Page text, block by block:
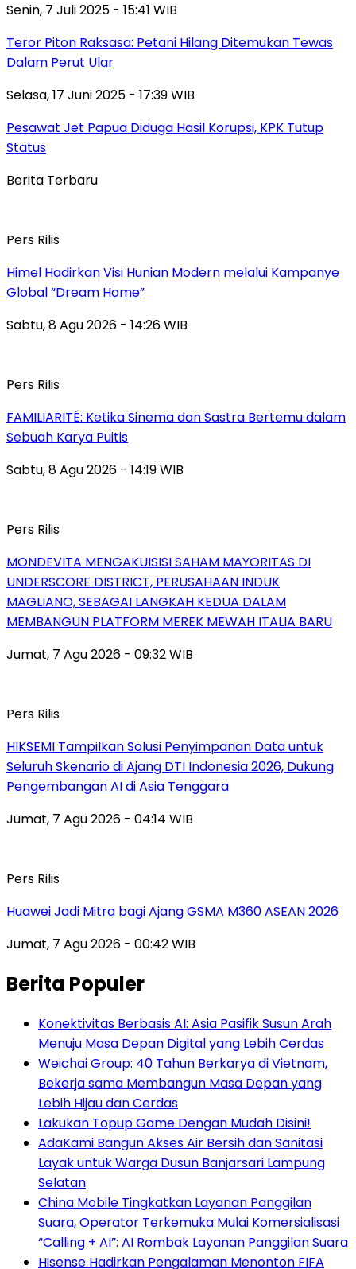
Senin, 7 Juli 2025 - 15:41 WIB
Teror Piton Raksasa: Petani Hilang Ditemukan Tewas
Dalam Perut Ular
Selasa, 17 Juni 2025 - 17:39 WIB
Pesawat Jet Papua Diduga Hasil Korupsi, KPK Tutup
Status
Berita Terbaru
Pers Rilis
Himel Hadirkan Visi Hunian Modern melalui Kampanye
Global “Dream Home”
Sabtu, 8 Agu 2026 - 14:26 WIB
Pers Rilis
FAMILIARITÉ: Ketika Sinema dan Sastra Bertemu dalam
Sebuah Karya Puitis
Sabtu, 8 Agu 2026 - 14:19 WIB
Pers Rilis
MONDEVITA MENGAKUISISI SAHAM MAYORITAS DI
UNDERSCORE DISTRICT, PERUSAHAAN INDUK
MAGLIANO, SEBAGAI LANGKAH KEDUA DALAM
MEMBANGUN PLATFORM MEREK MEWAH ITALIA BARU
Jumat, 7 Agu 2026 - 09:32 WIB
Pers Rilis
HIKSEMI Tampilkan Solusi Penyimpanan Data untuk
Seluruh Skenario di Ajang DTI Indonesia 2026, Dukung
Pengembangan AI di Asia Tenggara
Jumat, 7 Agu 2026 - 04:14 WIB
Pers Rilis
Huawei Jadi Mitra bagi Ajang GSMA M360 ASEAN 2026
Jumat, 7 Agu 2026 - 00:42 WIB
Berita Populer
Konektivitas Berbasis AI: Asia Pasifik Susun Arah
Menuju Masa Depan Digital yang Lebih Cerdas
Weichai Group: 40 Tahun Berkarya di Vietnam,
Bekerja sama Membangun Masa Depan yang
Lebih Hijau dan Cerdas
Lakukan Topup Game Dengan Mudah Disini!
AdaKami Bangun Akses Air Bersih dan Sanitasi
Layak untuk Warga Dusun Banjarsari Lampung
Selatan
China Mobile Tingkatkan Layanan Panggilan
Suara, Operator Terkemuka Mulai Komersialisasi
“Calling + AI”: AI Rombak Layanan Panggilan Suara
Hisense Hadirkan Pengalaman Menonton FIFA